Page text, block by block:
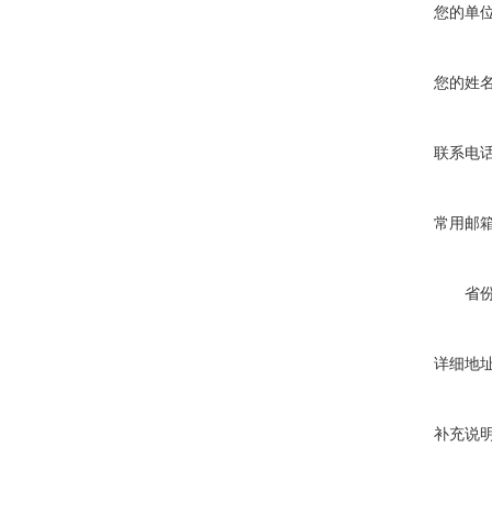
您的单
您的姓
联系电
常用邮
省
详细地
补充说